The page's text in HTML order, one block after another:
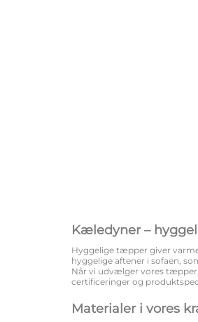
Kæledyner –
Hyggelige tæpper giver
hyggelige aftener i sofaen,
Når vi udvælger vores
certificeringer og
Materialer i vores